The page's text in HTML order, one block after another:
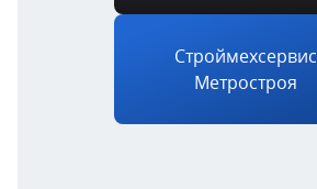
Строймехсервис
Метростроя